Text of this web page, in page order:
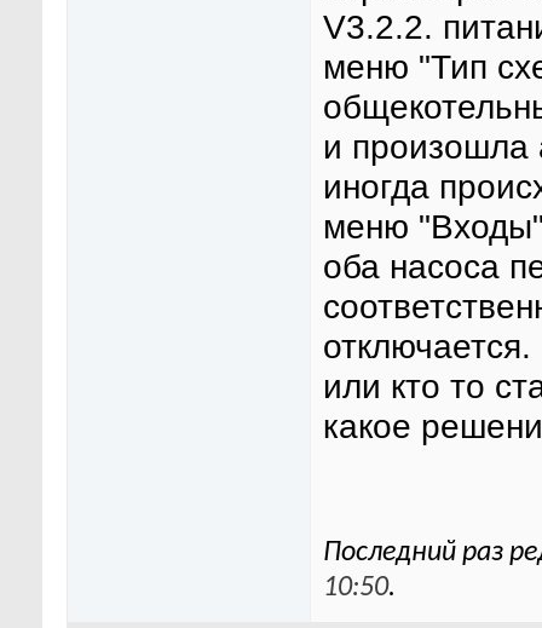
V3.2.2.
меню "Тип
и произошла
иногда
меню
оба насоса
или кто то
какое
Последний раз
10:50.